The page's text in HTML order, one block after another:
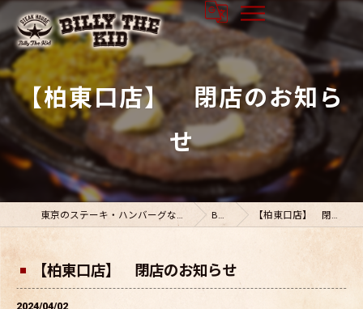
【柏東口店】 閉店のお知ら
せ
東京のステーキ・ハンバーグならビリーザキット BLOG 【柏東口店】 閉店のお知らせ
【柏東口店】 閉店のお知らせ
2024/04/02